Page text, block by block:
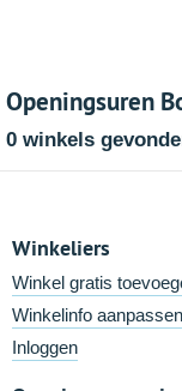
Openingsuren
0 winkels
Winkeliers
Winkel gratis
Winkelinfo aanpassen
Inloggen